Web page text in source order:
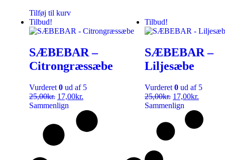
Tilføj til kurv
Tilbud!
SÆBEBAR –
Citrongræssæbe
Vurderet 0 ud af 5
25,00kr. 17,00kr.
Sammenlign
Tilbud!
SÆBEBAR –
Liljesæbe
Vurderet 0 ud af 5
25,00kr. 17,00kr.
Sammenlign